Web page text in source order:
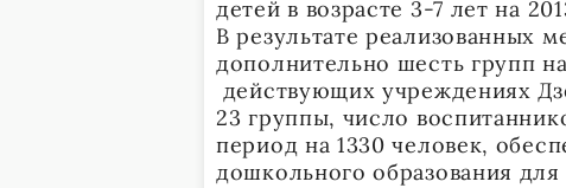
детей в возрасте 3-7 лет на
В результате реализованных
дополнительно шесть групп
действующих учреждениях
23 группы, число
период на 1330 человек,
дошкольного образования для